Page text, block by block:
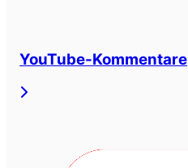
YouTube-Kommentare